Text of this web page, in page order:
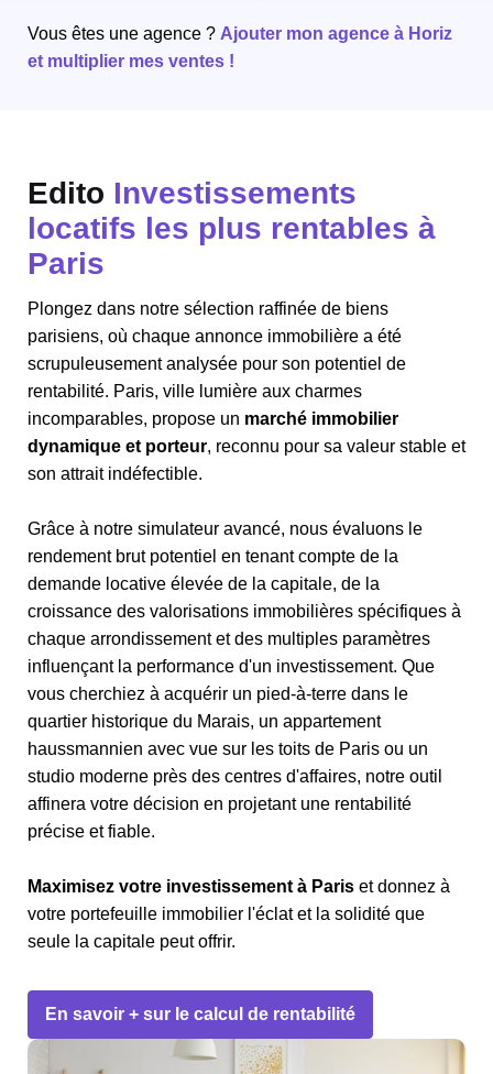
Vous êtes une agence ? Ajouter mon agence à Horiz
et multiplier mes ventes !
Edito Investissements
locatifs les plus rentables à
Paris
Plongez dans notre sélection raffinée de biens
parisiens, où chaque annonce immobilière a été
scrupuleusement analysée pour son potentiel de
rentabilité. Paris, ville lumière aux charmes
incomparables, propose un marché immobilier
dynamique et porteur, reconnu pour sa valeur stable et
son attrait indéfectible.
Grâce à notre simulateur avancé, nous évaluons le
rendement brut potentiel en tenant compte de la
demande locative élevée de la capitale, de la
croissance des valorisations immobilières spécifiques à
chaque arrondissement et des multiples paramètres
influençant la performance d'un investissement. Que
vous cherchiez à acquérir un pied-à-terre dans le
quartier historique du Marais, un appartement
haussmannien avec vue sur les toits de Paris ou un
studio moderne près des centres d'affaires, notre outil
affinera votre décision en projetant une rentabilité
précise et fiable.
Maximisez votre investissement à Paris et donnez à
votre portefeuille immobilier l'éclat et la solidité que
seule la capitale peut offrir.
En savoir + sur le calcul de rentabilité